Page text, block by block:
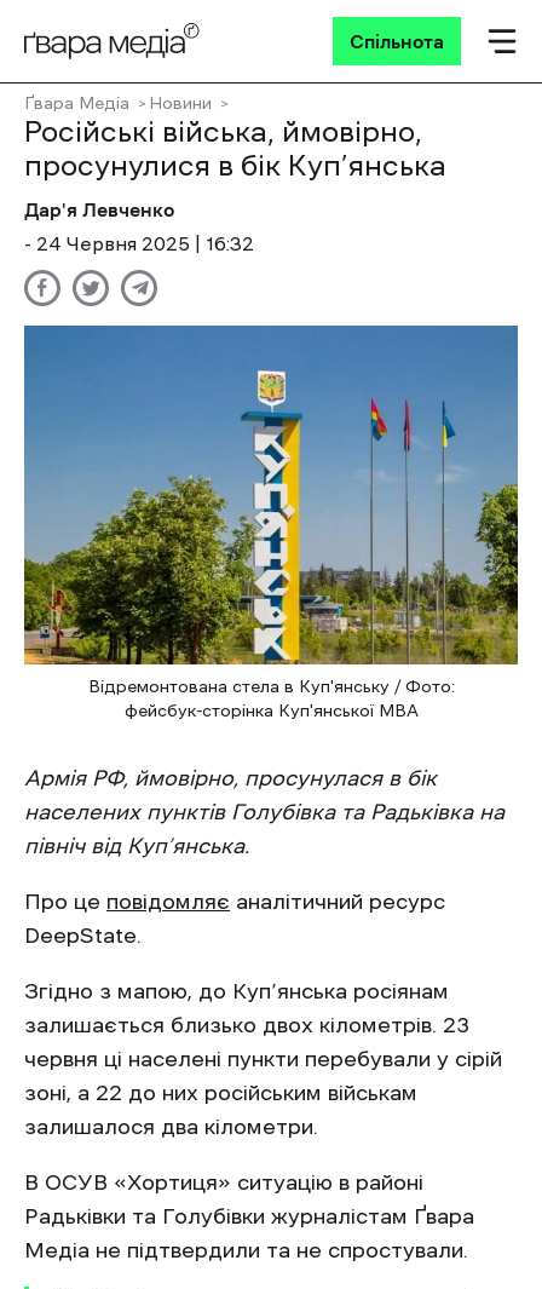
Спільнота
Ґвара Медіа Новини
Російські війська, ймовірно,
просунулися в бік Куп’янська
Дар'я Левченко
- 24 Червня 2025 | 16:32
Відремонтована стела в Куп'янську / Фото:
фейсбук-сторінка Куп'янської МВА
Армія РФ, ймовірно, просунулася в бік
населених пунктів Голубівка та Радьківка на
північ від Куп’янська.
Про це повідомляє аналітичний ресурс
DeepState.
Згідно з мапою, до Куп’янська росіянам
залишається близько двох кілометрів. 23
червня ці населені пункти перебували у сірій
зоні, а 22 до них російським військам
залишалося два кілометри.
В ОСУВ «Хортиця» ситуацію в районі
Радьківки та Голубівки журналістам Ґвара
Медіа не підтвердили та не спростували.